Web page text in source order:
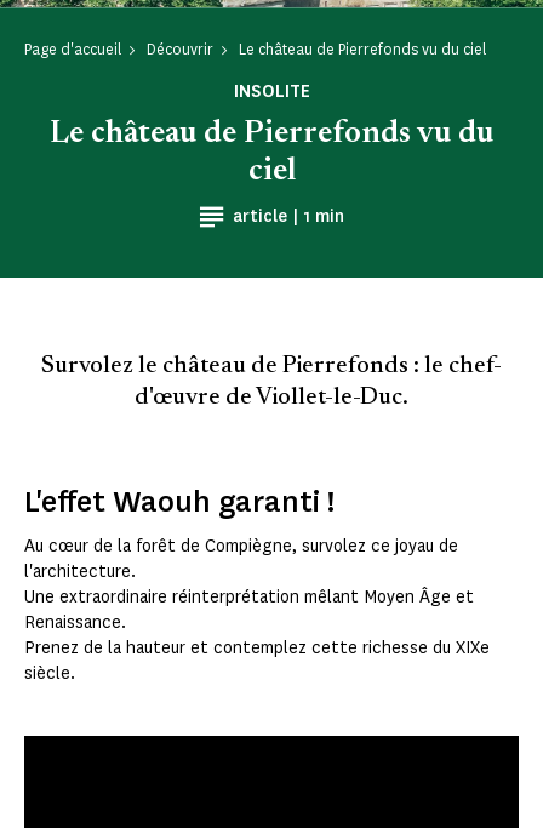
Page d'accueil Découvrir Le château de Pierrefonds vu du ciel
INSOLITE
article | Temps de Lecture
1 min
Le château de Pierrefonds vu du
ciel
Survolez le château de Pierrefonds : le chef-
d'œuvre de Viollet-le-Duc.
L'effet Waouh garanti !
Au cœur de la forêt de Compiègne, survolez ce joyau de
l'architecture.
Une extraordinaire réinterprétation mêlant Moyen Âge et
Renaissance.
Prenez de la hauteur et contemplez cette richesse du XIXe
siècle.